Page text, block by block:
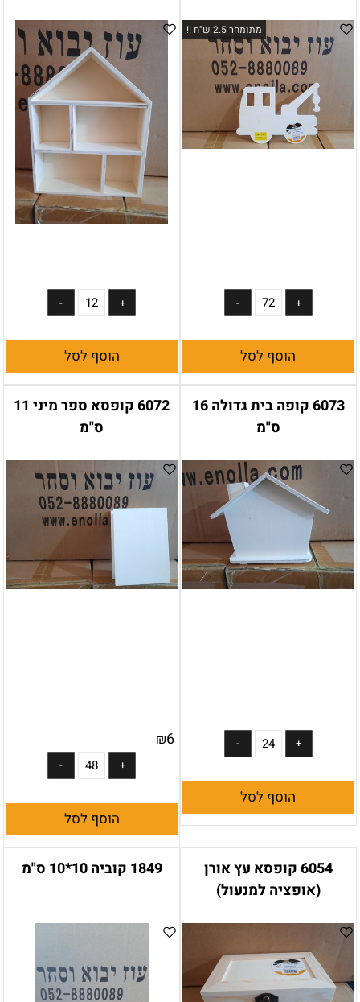
מתומחר 2.5 ש"ח !!
הוסף לסל הוסף לסל
6073 קופה בית גדולה 16
ס"מ
הוסף לסל
6072 קופסא ספר מיני 11
ס"מ
₪6
הוסף לסל
6054 קופסא עץ אורן
(אופציה למנעול)
1849 קוביה 10*10 ס"מ